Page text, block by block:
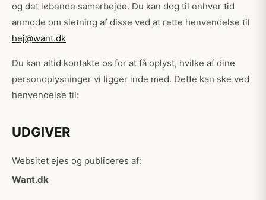
og det løbende samarbejde. Du kan dog til enhver tid
anmode om sletning af disse ved at rette henvendelse til
hej@want.dk
Du kan altid kontakte os for at få oplyst, hvilke af dine
personoplysninger vi ligger inde med. Dette kan ske ved
henvendelse til:
UDGIVER
Websitet ejes og publiceres af:
Want.dk